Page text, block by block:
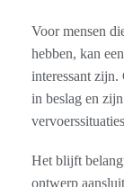
Voor mensen
hebben, kan een
interessant zijn.
in beslag en
Het blijft
ontwerp